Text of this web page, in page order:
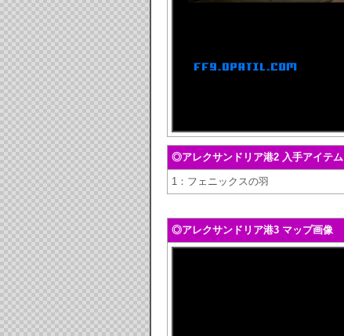
◎アレクサンドリア港2 入手アイテム
1：フェニックスの羽
◎アレクサンドリア港3 マップ画像